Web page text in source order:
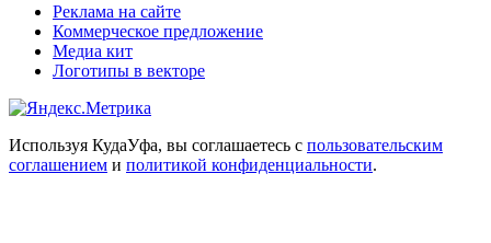
Реклама на сайте
Коммерческое предложение
Медиа кит
Логотипы в векторе
Используя КудаУфа, вы соглашаетесь с пользовательским
соглашением и политикой конфиденциальности.